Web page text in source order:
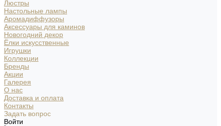
Люстры
Настольные лампы
Аромадиффузоры
Аксессуары для каминов
Новогодний декор
Ёлки искусственные
Игрушки
Коллекции
Бренды
Акции
Галерея
О нас
Доставка и оплата
Контакты
Задать вопрос
Войти